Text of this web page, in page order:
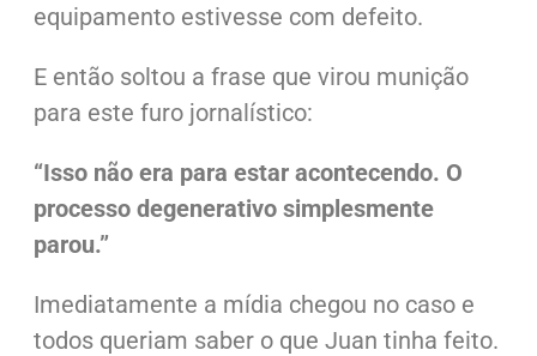
equipamento estivesse com defeito.
E então soltou a frase que virou munição
para este furo jornalístico:
“Isso não era para estar acontecendo. O
processo degenerativo simplesmente
parou.”
Imediatamente a mídia chegou no caso e
todos queriam saber o que Juan tinha feito.